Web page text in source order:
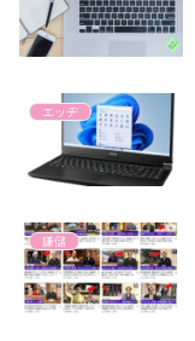
エッヂ
嫌儲